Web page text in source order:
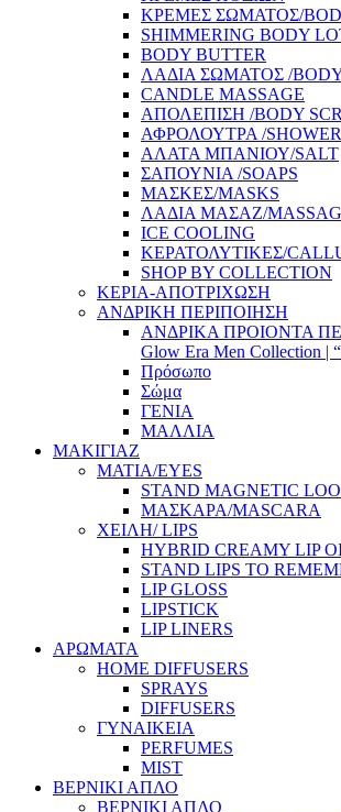
ΚΡΕΜΕΣ ΣΩΜΑΤΟΣ/
SHIMMERING BODY
BODY BUTTER
ΛΑΔΙΑ ΣΩΜΑΤΟΣ /
CANDLE MASSAGE
ΑΠΟΛΕΠΙΣΗ /BODY
ΑΦΡΟΛΟΥΤΡΑ /SHOWER
ΑΛΑΤΑ ΜΠΑΝΙΟΥ/SALT
ΣΑΠΟΥΝΙΑ /SOAPS
ΜΑΣΚΕΣ/MASKS
ΛΑΔΙΑ ΜΑΣΑΖ/
ICE COOLING
ΚΕΡΑΤΟΛΥΤΙΚΕΣ/
SHOP BY COLLECTION
ΚΕΡΙΑ-ΑΠΟΤΡΙΧΩΣΗ
ΑΝΔΡΙΚΗ ΠΕΡΙΠΟΙΗΣΗ
ΑΝΔΡΙΚΑ ΠΡΟΙΟΝΤΑ
Glow Era Men Collection |
Πρόσωπο
Σώμα
ΓΕΝΙΑ
ΜΑΛΛΙΑ
ΜΑΚΙΓΙΑΖ
ΜΑΤΙΑ/EYES
STAND MAGNETIC
ΜΑΣΚΑΡΑ/MASCARA
ΧΕΙΛΗ/ LIPS
HYBRID CREAMY LIP
STAND LIPS TO
LIP GLOSS
LIPSTICK
LIP LINERS
ΑΡΩΜΑΤΑ
HOME DIFFUSERS
SPRAYS
DIFFUSERS
ΓΥΝΑΙΚΕΙΑ
PERFUMES
MIST
ΒΕΡΝΙΚΙ ΑΠΛΟ
ΒΕΡΝΙΚΙ ΑΠΛΟ